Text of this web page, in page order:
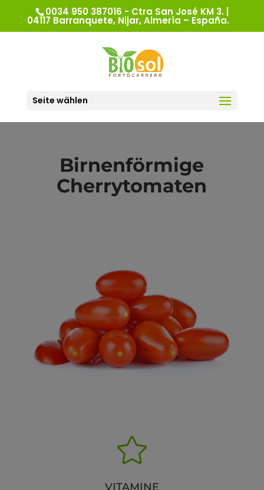
0034 950 387016 - Ctra San José KM 3. |
04117 Barranquete, Nijar, Almería – España.
Seite wählen
Birnenförmige
Cherrytomaten

VITAMINE